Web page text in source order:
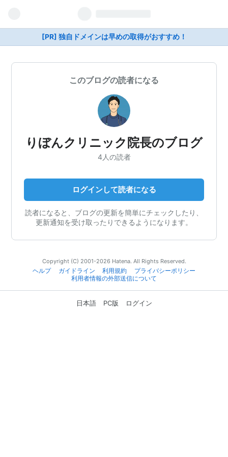
[PR] 独自ドメインは早めの取得がおすすめ！
このブログの読者になる
りぼんクリニック院長のブログ
4人の読者
ログインして読者になる
読者になると、ブログの更新を簡単にチェックしたり、
更新通知を受け取ったりできるようになります。
Copyright (C) 2001-2026 Hatena. All Rights Reserved.
ヘルプ
ガイドライン 利用規約
プライバシーポリシー
利用者情報の外部送信について
日本語 PC版 ログイン